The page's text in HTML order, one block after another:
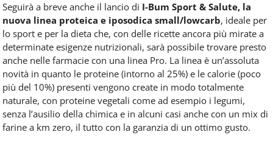
Seguirà a breve anche il lancio di I-Bum Sport & Salute, la
nuova linea proteica e iposodica small/lowcarb, ideale per
lo sport e per la dieta che, con delle ricette ancora più mirate a
determinate esigenze nutrizionali, sarà possibile trovare presto
anche nelle farmacie con una linea Pro. La linea è un’assoluta
novità in quanto le proteine (intorno al 25%) e le calorie (poco
più del 10%) presenti vengono create in modo totalmente
naturale, con proteine vegetali come ad esempio i legumi,
senza l’ausilio della chimica e in alcuni casi anche con un mix di
farine a km zero, il tutto con la garanzia di un ottimo gusto.